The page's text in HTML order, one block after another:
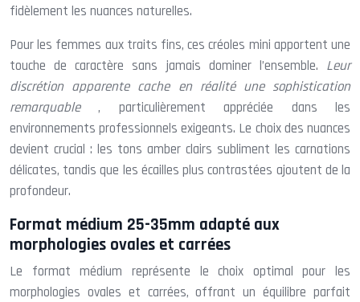
fidèlement les nuances naturelles.
Pour les femmes aux traits fins, ces créoles mini apportent une
touche de caractère sans jamais dominer l’ensemble. Leur
discrétion apparente cache en réalité une sophistication
remarquable, particulièrement appréciée dans les
environnements professionnels exigeants. Le choix des nuances
devient crucial : les tons amber clairs subliment les carnations
délicates, tandis que les écailles plus contrastées ajoutent de la
profondeur.
Format médium 25-35mm adapté aux
morphologies ovales et carrées
Le format médium représente le choix optimal pour les
morphologies ovales et carrées, offrant un équilibre parfait